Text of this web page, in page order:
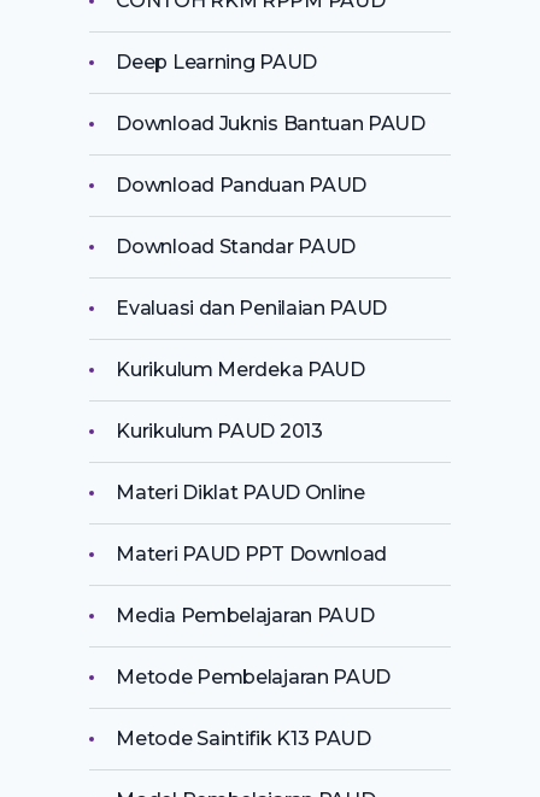
Deep Learning PAUD
Download Juknis Bantuan PAUD
Download Panduan PAUD
Download Standar PAUD
Evaluasi dan Penilaian PAUD
Kurikulum Merdeka PAUD
Kurikulum PAUD 2013
Materi Diklat PAUD Online
Materi PAUD PPT Download
Media Pembelajaran PAUD
Metode Pembelajaran PAUD
Metode Saintifik K13 PAUD